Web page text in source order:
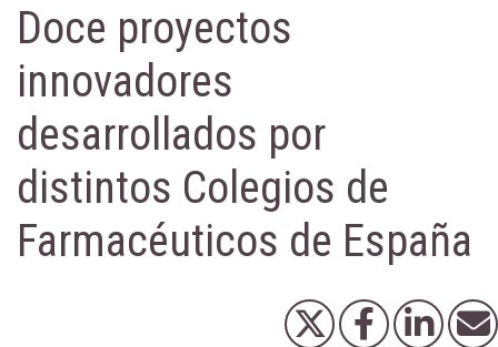
Doce proyectos
innovadores
desarrollados por
distintos Colegios de
Farmacéuticos de España